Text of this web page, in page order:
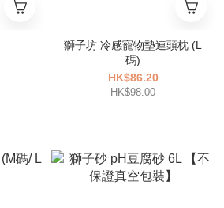
獅子坊 冷感寵物墊連頭枕 (L
碼)
HK$86.20
HK$98.00